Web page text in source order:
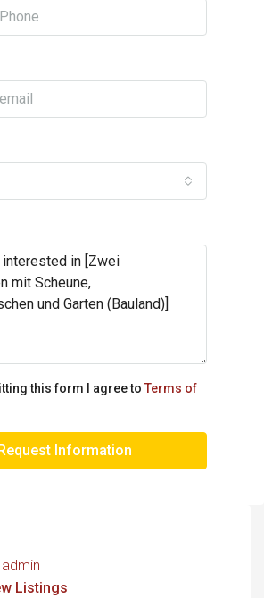
this form I agree toTerms of
Information
admin
Listings